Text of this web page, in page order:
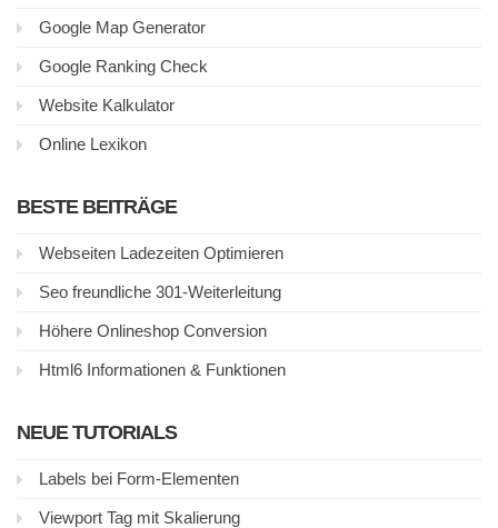
Google Map Generator
Google Ranking Check
Website Kalkulator
Online Lexikon
BESTE BEITRÄGE
Webseiten Ladezeiten Optimieren
Seo freundliche 301-Weiterleitung
Höhere Onlineshop Conversion
Html6 Informationen & Funktionen
NEUE TUTORIALS
Labels bei Form-Elementen
Viewport Tag mit Skalierung